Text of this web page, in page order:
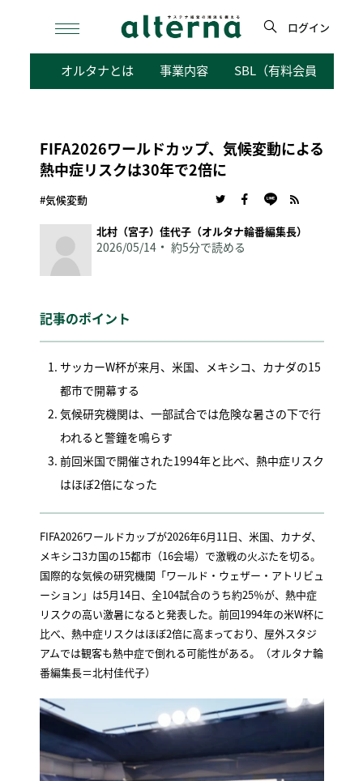
検
ログイン
オルタナとは 事業内容 SBL（有料会員向けサ
FIFA2026ワールドカップ、気候変動による
熱中症リスクは30年で2倍に
#気候変動
北村（宮子）佳代子（オルタナ輪番編集長）
2026/05/14 約5分で読める
記事のポイント
サッカーW杯が来月、米国、メキシコ、カナダの15
都市で開幕する
気候研究機関は、一部試合では危険な暑さの下で行
われると警鐘を鳴らす
前回米国で開催された1994年と比べ、熱中症リスク
はほぼ2倍になった
FIFA2026ワールドカップが2026年6月11日、米国、カナダ、
メキシコ3カ国の15都市（16会場）で激戦の火ぶたを切る。
国際的な気候の研究機関「ワールド・ウェザー・アトリビュ
ーション」は5月14日、全104試合のうち約25％が、熱中症
リスクの高い激暑になると発表した。前回1994年の米W杯に
比べ、熱中症リスクはほぼ2倍に高まっており、屋外スタジ
アムでは観客も熱中症で倒れる可能性がある。（オルタナ輪
番編集長＝北村佳代子）